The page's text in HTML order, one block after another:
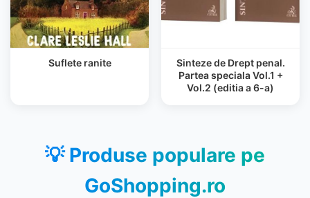
Suflete ranite
Sinteze de Drept penal.
Partea speciala Vol.1 +
Vol.2 (editia a 6-a)
💡 Produse populare pe
GoShopping.ro